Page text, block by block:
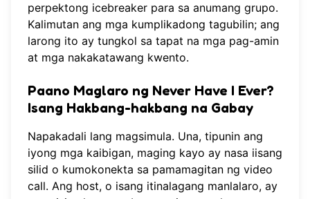
perpektong icebreaker para sa anumang grupo.
Kalimutan ang mga kumplikadong tagubilin; ang
larong ito ay tungkol sa tapat na mga pag-amin
at mga nakakatawang kwento.
Paano Maglaro ng Never Have I Ever?
Isang Hakbang-hakbang na Gabay
Napakadali lang magsimula. Una, tipunin ang
iyong mga kaibigan, maging kayo ay nasa iisang
silid o kumokonekta sa pamamagitan ng video
call. Ang host, o isang itinalagang manlalaro, ay